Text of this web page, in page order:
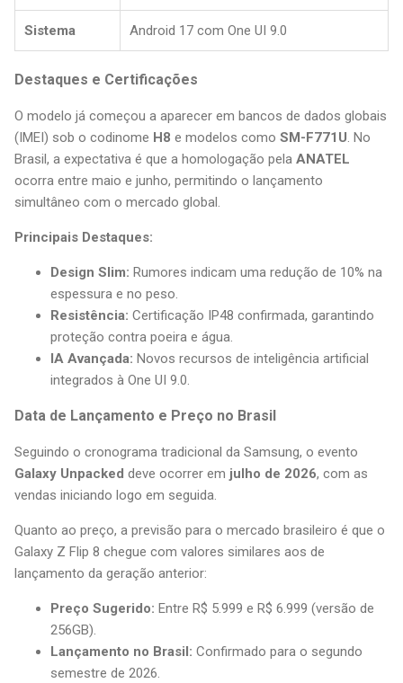
Sistema Android 17 com One UI 9.0
Destaques e Certificações
O modelo já começou a aparecer em bancos de dados globais
(IMEI) sob o codinome H8 e modelos como SM-F771U. No
Brasil, a expectativa é que a homologação pela ANATEL
ocorra entre maio e junho, permitindo o lançamento
simultâneo com o mercado global.
Principais Destaques:
Design Slim: Rumores indicam uma redução de 10% na
espessura e no peso.
Resistência: Certificação IP48 confirmada, garantindo
proteção contra poeira e água.
IA Avançada: Novos recursos de inteligência artificial
integrados à One UI 9.0.
Data de Lançamento e Preço no Brasil
Seguindo o cronograma tradicional da Samsung, o evento
Galaxy Unpacked deve ocorrer em julho de 2026, com as
vendas iniciando logo em seguida.
Quanto ao preço, a previsão para o mercado brasileiro é que o
Galaxy Z Flip 8 chegue com valores similares aos de
lançamento da geração anterior:
Preço Sugerido: Entre R$ 5.999 e R$ 6.999 (versão de
256GB).
Lançamento no Brasil: Confirmado para o segundo
semestre de 2026.